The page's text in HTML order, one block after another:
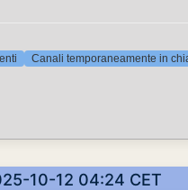
Canali temporaneamente in
10-12 04:24 CET